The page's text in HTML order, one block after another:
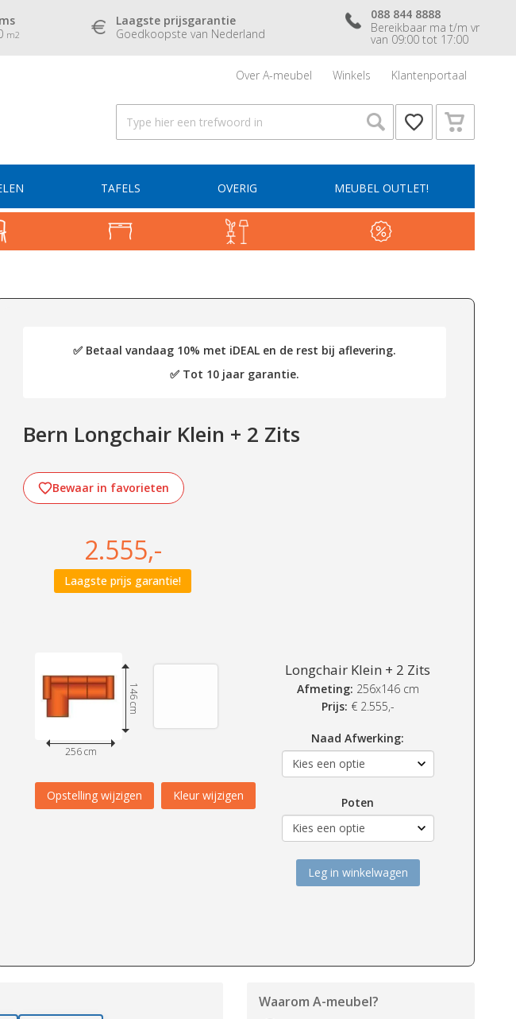
m2
Laagste prijsgarantie
Goedkoopste van Nederland
088 844 8888
Bereikbaar ma t/m vr
van 09:00 tot 17:00
Over A-meubel Winkels Klantenportaal
TAFELS OVERIG MEUBEL OUTLET!
✅ Betaal vandaag 10% met iDEAL en de rest bij aflevering.
✅ Tot 10 jaar garantie.
Bern Longchair Klein + 2 Zits
Bewaar in favorieten
2.555,-
Laagste prijs garantie!
256 cm
146 cm
Opstelling wijzigen Kleur wijzigen
Longchair Klein + 2 Zits
Afmeting: 256x146 cm
Prijs: € 2.555,-
Naad Afwerking:
Poten
Leg in winkelwagen
Waarom A-meubel?